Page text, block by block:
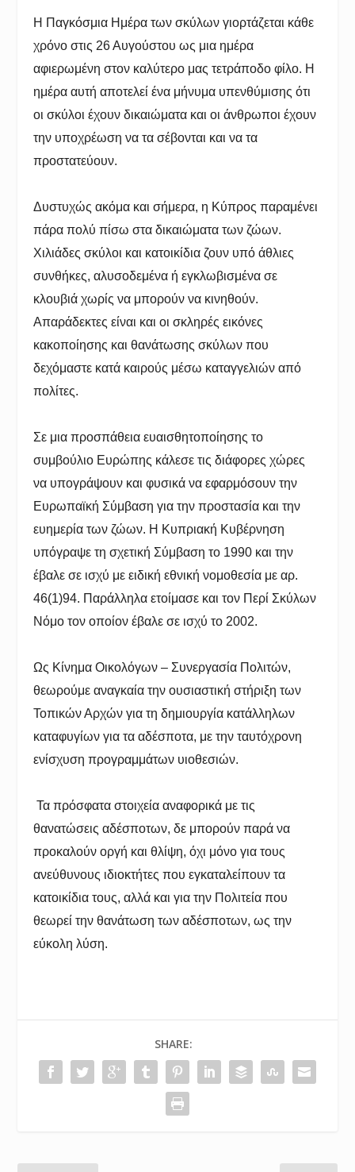
H Παγκόσμια Ημέρα των σκύλων γιορτάζεται κάθε
χρόνο στις 26 Αυγούστου ως μια ημέρα
αφιερωμένη στον καλύτερο μας τετράποδο φίλο. Η
ημέρα αυτή αποτελεί ένα μήνυμα υπενθύμισης ότι
οι σκύλοι έχουν δικαιώματα και οι άνθρωποι έχουν
την υποχρέωση να τα σέβονται και να τα
προστατεύουν.
Δυστυχώς ακόμα και σήμερα, η Κύπρος παραμένει
πάρα πολύ πίσω στα δικαιώματα των ζώων.
Χιλιάδες σκύλοι και κατοικίδια ζουν υπό άθλιες
συνθήκες, αλυσοδεμένα ή εγκλωβισμένα σε
κλουβιά χωρίς να μπορούν να κινηθούν.
Απαράδεκτες είναι και οι σκληρές εικόνες
κακοποίησης και θανάτωσης σκύλων που
δεχόμαστε κατά καιρούς μέσω καταγγελιών από
πολίτες.
Σε μια προσπάθεια ευαισθητοποίησης το
συμβούλιο Ευρώπης κάλεσε τις διάφορες χώρες
να υπογράψουν και φυσικά να εφαρμόσουν την
Ευρωπαϊκή Σύμβαση για την προστασία και την
ευημερία των ζώων. Η Κυπριακή Κυβέρνηση
υπόγραψε τη σχετική Σύμβαση το 1990 και την
έβαλε σε ισχύ με ειδική εθνική νομοθεσία με αρ.
46(1)94. Παράλληλα ετοίμασε και τον Περί Σκύλων
Νόμο τον οποίον έβαλε σε ισχύ το 2002.
Ως Κίνημα Οικολόγων – Συνεργασία Πολιτών,
θεωρούμε αναγκαία την ουσιαστική στήριξη των
Τοπικών Αρχών για τη δημιουργία κατάλληλων
καταφυγίων για τα αδέσποτα, με την ταυτόχρονη
ενίσχυση προγραμμάτων υιοθεσιών.
Τα πρόσφατα στοιχεία αναφορικά με τις
θανατώσεις αδέσποτων, δε μπορούν παρά να
προκαλούν οργή και θλίψη, όχι μόνο για τους
ανεύθυνους ιδιοκτήτες που εγκαταλείπουν τα
κατοικίδια τους, αλλά και για την Πολιτεία που
θεωρεί την θανάτωση των αδέσποτων, ως την
εύκολη λύση.
SHARE: